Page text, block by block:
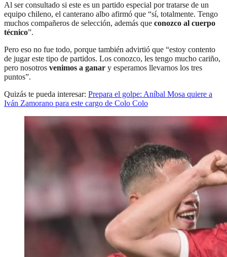
Al ser consultado si este es un partido especial por tratarse de un
equipo chileno, el canterano albo afirmó que “sí, totalmente. Tengo
muchos compañeros de selección, además que conozco al cuerpo
técnico”.
Pero eso no fue todo, porque también advirtió que “estoy contento
de jugar este tipo de partidos. Los conozco, les tengo mucho cariño,
pero nosotros venimos a ganar y esperamos llevarnos los tres
puntos”.
Quizás te pueda interesar: Prepara el golpe: Aníbal Mosa quiere a
Iván Zamorano para este cargo de Colo Colo